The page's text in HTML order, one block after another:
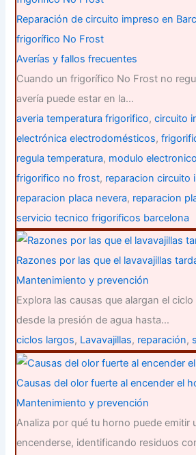
Reparación de circuito impreso en
frigorífico No Frost
Averías y fallos frecuentes
Cuando un frigorífico No Frost no
avería puede estar en la…
averia temperatura frigorifico,circuito
electrónica electrodomésticos,
regula temperatura, modulo
frigorifico no frost, reparacion circuito
reparacion placa nevera, reparacion
servicio tecnico frigorificos barcelona
Razones por las que el lavavajillas
Mantenimiento y prevención
Explora las causas que alargan el ciclo
desde la presión de agua hasta…
ciclos largos, Lavavajillas, reparación,
Causas del olor fuerte al encender el
Mantenimiento y prevención
Analiza por qué tu horno puede emitir
encenderse, identificando residuos